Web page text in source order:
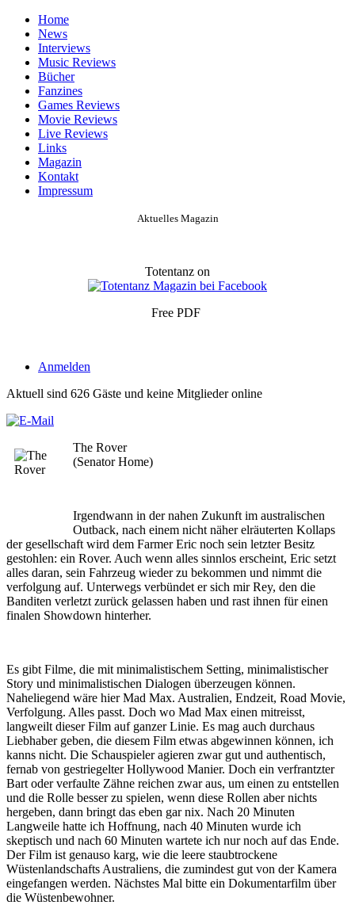
Home
News
Interviews
Music Reviews
Bücher
Fanzines
Games Reviews
Movie Reviews
Live Reviews
Links
Magazin
Kontakt
Impressum
Aktuelles Magazin
Totentanz on
Free PDF
Anmelden
Aktuell sind 626 Gäste und keine Mitglieder online
The Rover
(Senator Home)
Irgendwann in der nahen Zukunft im australischen
Outback, nach einem nicht näher elräuterten Kollaps
der gesellschaft wird dem Farmer Eric noch sein letzter Besitz
gestohlen: ein Rover. Auch wenn alles sinnlos erscheint, Eric setzt
alles daran, sein Fahrzeug wieder zu bekommen und nimmt die
verfolgung auf. Unterwegs verbündet er sich mir Rey, den die
Banditen verletzt zurück gelassen haben und rast ihnen für einen
finalen Showdown hinterher.
Es gibt Filme, die mit minimalistischem Setting, minimalistischer
Story und minimalistischen Dialogen überzeugen können.
Naheliegend wäre hier Mad Max. Australien, Endzeit, Road Movie,
Verfolgung. Alles passt. Doch wo Mad Max einen mitreisst,
langweilt dieser Film auf ganzer Linie. Es mag auch durchaus
Liebhaber geben, die diesem Film etwas abgewinnen können, ich
kanns nicht. Die Schauspieler agieren zwar gut und authentisch,
fernab von gestriegelter Hollywood Manier. Doch ein verfrantzter
Bart oder verfaulte Zähne reichen zwar aus, um einen zu entstellen
und die Rolle besser zu spielen, wenn diese Rollen aber nichts
hergeben, dann bringt das eben gar nix. Nach 20 Minuten
Langweile hatte ich Hoffnung, nach 40 Minuten wurde ich
skeptisch und nach 60 Minuten wartete ich nur noch auf das Ende.
Der Film ist genauso karg, wie die leere staubtrockene
Wüstenlandschafts Australiens, die zumindest gut von der Kamera
eingefangen werden. Nächstes Mal bitte ein Dokumentarfilm über
die Wüstenbewohner.